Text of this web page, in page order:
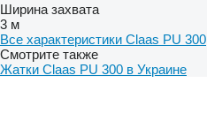
Ширина захвата
3 м
Все характеристики Claas PU 300
Смотрите также
Жатки Claas PU 300 в Украине